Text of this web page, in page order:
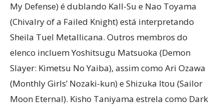
My Defense) é dublando Kall-Su e Nao Toyama
(Chivalry of a Failed Knight) está interpretando
Sheila Tuel MetaIlicana. Outros membros do
elenco incluem Yoshitsugu Matsuoka (Demon
Slayer: Kimetsu No Yaiba), assim como Ari Ozawa
(Monthly Girls’ Nozaki-kun) e Shizuka Itou (Sailor
Moon Eternal). Kisho Taniyama estrela como Dark